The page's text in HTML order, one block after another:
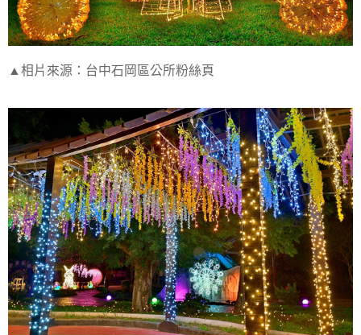
▲相片來源：台中石岡區公所粉絲頁